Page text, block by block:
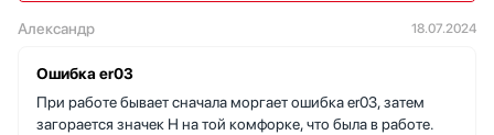
Александр 18.07.2024
Ошибка er03
При работе бывает сначала моргает ошибка er03, затем
загорается значек Н на той комфорке, что была в работе.